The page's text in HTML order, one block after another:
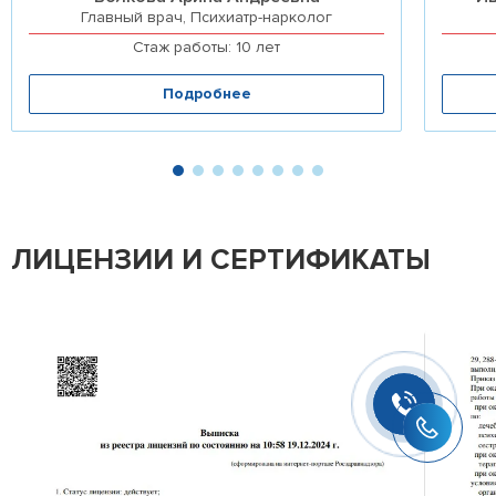
Главный врач, Психиатр-нарколог
Стаж работы: 10 лет
Подробнее
ЛИЦЕНЗИИ И СЕРТИФИКАТЫ